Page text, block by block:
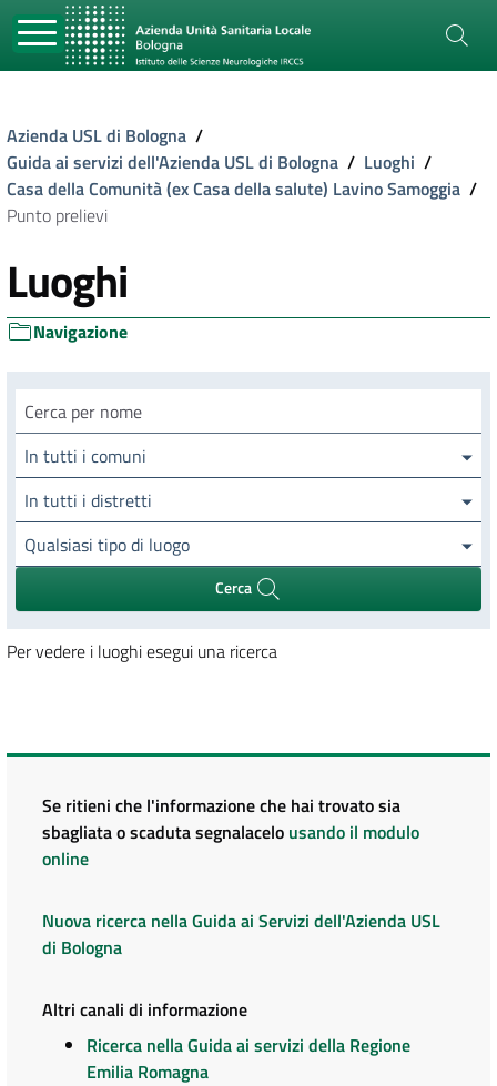
Azienda USL di Bologna /
Guida ai servizi dell'Azienda USL di Bologna / Luoghi /
Casa della Comunità (ex Casa della salute) Lavino Samoggia /
Punto prelievi
Luoghi
Navigazione
Cerca luogo
In tutti i comuni
In tutti i distretti
Qualsiasi tipo di luogo
Cerca
Per vedere i luoghi esegui una ricerca
Se ritieni che l'informazione che hai trovato sia
sbagliata o scaduta segnalacelo usando il modulo
online
Nuova ricerca nella Guida ai Servizi dell'Azienda USL
di Bologna
Altri canali di informazione
Ricerca nella Guida ai servizi della Regione
Emilia Romagna